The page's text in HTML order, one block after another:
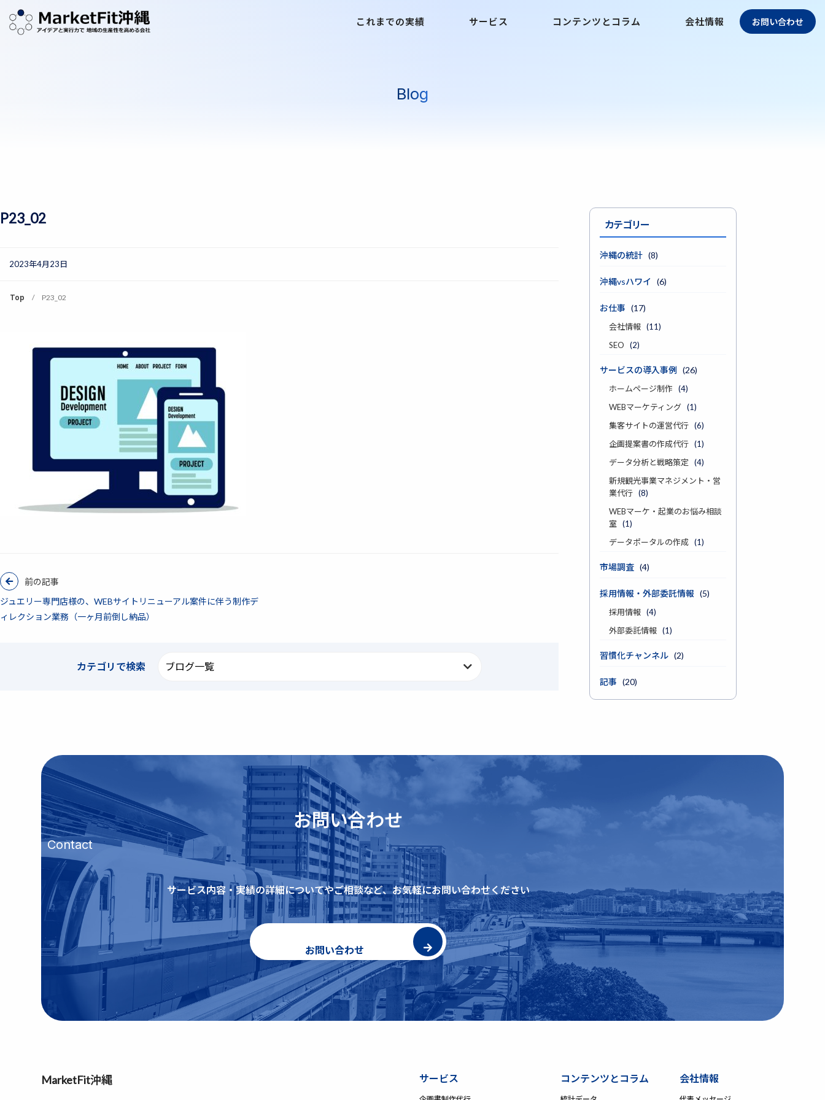
これまでの実績 サービス コンテンツとコラム 会社情報 お問い合わせ
Blog
P23_02
2023年4月23日
Top P23_02
前の記事
ジュエリー専門店様の、WEBサイトリニューアル案件に伴う制作デ
ィレクション業務（一ヶ月前倒し納品）
カテゴリで検索
カテゴリー
沖縄の統計 (8)
沖縄vsハワイ (6)
お仕事 (17)
会社情報 (11)
SEO
(2)
サービスの導入事例 (26)
ホームページ制作
(4)
WEBマーケティング (1)
集客サイトの運営代行 (6)
企画提案書の作成代行 (1)
データ分析と戦略策定
(4)
新規観光事業マネジメント・営
業代行 (8)
WEBマーケ・起業のお悩み相談
室
(1)
データポータルの作成 (1)
市場調査 (4)
採用情報・外部委託情報 (5)
採用情報 (4)
外部委託情報 (1)
習慣化チャンネル (2)
記事 (20)
お問い合わせ
Contact
サービス内容・実績の詳細についてやご相談など、お気軽にお問い合わせください
お問い合わせ
MarketFit沖縄 サービス コンテンツとコラム 会社情報